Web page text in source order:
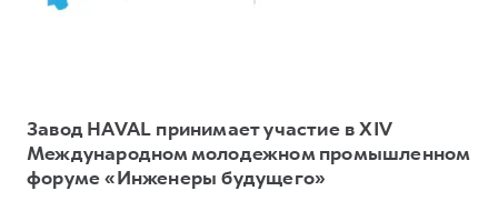
КРЕДИТ И СТРАХОВАНИЕ
Кредитный калькулятор
Регламенты технического обслуживания
Электронный ПТС
Завод HAVAL принимает участие в XIV
Международном молодежном промышленном
форуме «Инженеры будущего»